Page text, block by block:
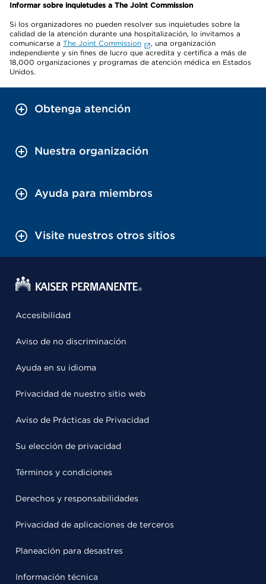
Informar sobre inquietudes a The Joint Commission
Si los organizadores no pueden resolver sus inquietudes sobre la
calidad de la atención durante una hospitalización, lo invitamos a
comunicarse a The Joint Commission
, una organización
independiente y sin fines de lucro que acredita y certifica a más de
18,000 organizaciones y programas de atención médica en Estados
Unidos.
Obtenga atención
Nuestra organización
Ayuda para miembros
Visite nuestros otros sitios
Accesibilidad
Aviso de no discriminación
Ayuda en su idioma
Privacidad de nuestro sitio web
Aviso de Prácticas de Privacidad
Su elección de privacidad
Términos y condiciones
Derechos y responsabilidades
Privacidad de aplicaciones de terceros
Planeación para desastres
Información técnica